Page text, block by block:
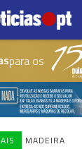
para os
MADEIRA